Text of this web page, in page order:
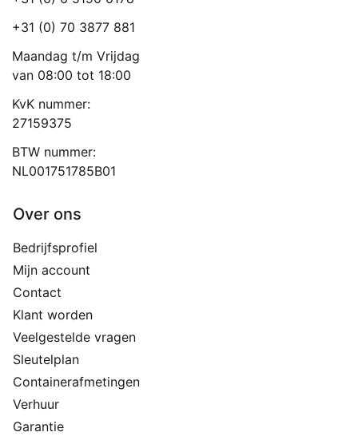
+31 (0) 70 3877 881
Maandag t/m Vrijdag
van 08:00 tot 18:00
KvK nummer:
27159375
BTW nummer:
NL001751785B01
Over ons
Bedrijfsprofiel
Mijn account
Contact
Klant worden
Veelgestelde vragen
Sleutelplan
Containerafmetingen
Verhuur
Garantie